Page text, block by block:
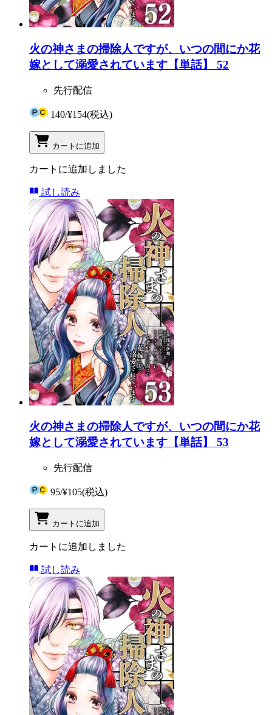
火の神さまの掃除人ですが、いつの間にか花
嫁として溺愛されています【単話】 52
先行配信
140/¥154(税込)
カートに追加
カートに追加しました
試し読み
火の神さまの掃除人ですが、いつの間にか花
嫁として溺愛されています【単話】 53
先行配信
95/¥105(税込)
カートに追加
カートに追加しました
試し読み